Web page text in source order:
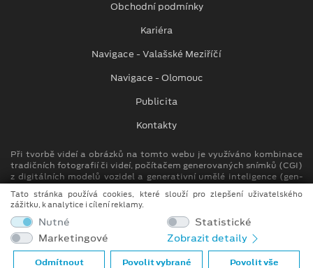
Obchodní podmínky
Kariéra
Navigace - Valašské Meziříčí
Navigace - Olomouc
Publicita
Kontakty
Při tvorbě videí a obrázků na tomto webu je využíváno kombinace
tradičních fotografií či videí, počítačem generovaných snímků (CGI)
z digitálních modelů vozidel a generativní umělé inteligence (gen-
Auto Kora top s.r.o.
M. Alše 780, Krásno nad Bečvou
757 01 Valašské Meziříčí
info.vm@autokora.cz
Tato stránka používá cookies, které slouží pro zlepšení uživatelského
zážitku, k analytice i cílení reklamy.
Nutné
Statistické
Marketingové
Zobrazit detaily
Odmítnout Povolit vybrané Povolit vše